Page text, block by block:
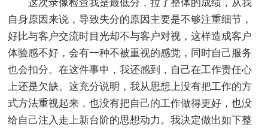
这次录像检查我是最低分，拉了整体的成绩，从我
自身原因来说，导致失分的原因主要是不够注重细节，
好比与客户交流时目光却不与客户对视，这样造成客户
体验感不好，会有一种不被重视的感觉，同时自己服务
也会扣分。在这件事中，我还感到，自己在工作责任心
上还是欠缺。这充分说明，我从思想上没有把工作的方
式方法重视起来，也没有把自己的工作做得更好，也没
给自己注入走上新台阶的思想动力。我决定做出如下整